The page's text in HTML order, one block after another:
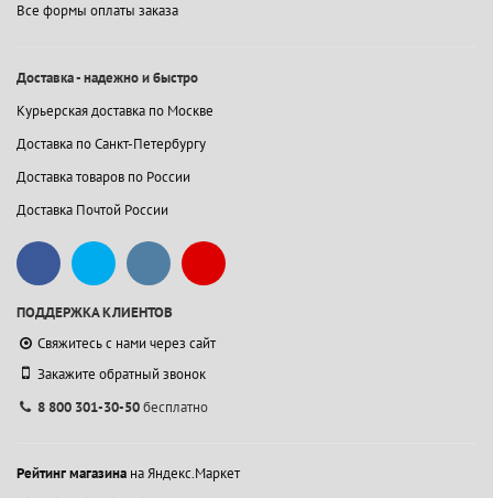
Все формы оплаты заказа
Доставка - надежно и быстро
Курьерская доставка по Москве
Доставка по Санкт-Петербургу
Доставка товаров по России
Доставка Почтой России
ПОДДЕРЖКА КЛИЕНТОВ
Свяжитесь с нами через сайт
Закажите обратный звонок
8 800 301-30-50бесплатно
Рейтинг магазина на Яндекс.Маркет